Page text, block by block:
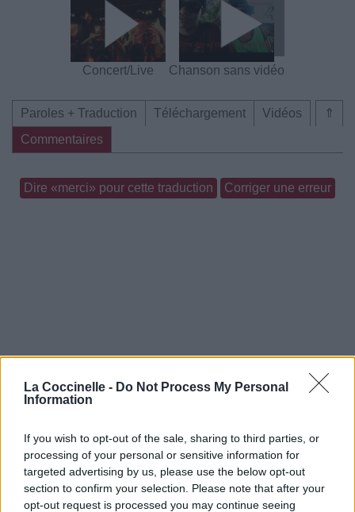
La Coccinelle - Do Not Process My Personal
Information
If you wish to opt-out of the sale, sharing to third parties, or
processing of your personal or sensitive information for
targeted advertising by us, please use the below opt-out
section to confirm your selection. Please note that after your
opt-out request is processed you may continue seeing
Concert/Live Chanson sans vidéo
⇑
Paroles + Traduction Téléchargement
Vidéos
Commentaires
Dire «merci» pour cette traduction Corriger une erreur